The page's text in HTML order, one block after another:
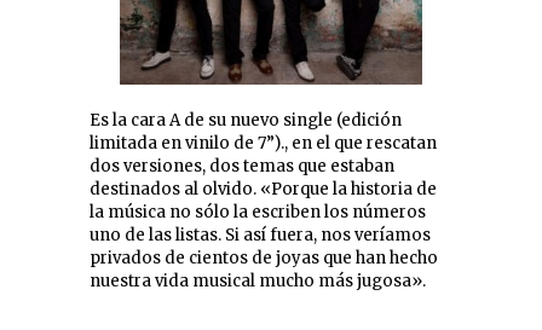
Es la cara A de su nuevo single (edición
limitada en vinilo de 7”)., en el que rescatan
dos versiones, dos temas que estaban
destinados al olvido. «Porque la historia de
la música no sólo la escriben los números
uno de las listas. Si así fuera, nos veríamos
privados de cientos de joyas que han hecho
nuestra vida musical mucho más jugosa».